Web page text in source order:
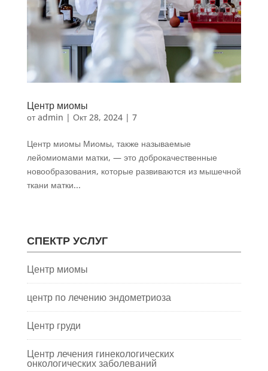
Центр миомы
отadmin | Окт 28, 2024| 7
Центр миомы Миомы, также называемые
лейомиомами матки, — это доброкачественные
новообразования, которые развиваются из мышечной
ткани матки...
СПЕКТР УСЛУГ
Центр миомы
центр по лечению эндометриоза
Центр груди
Центр лечения гинекологических
онкологических заболеваний